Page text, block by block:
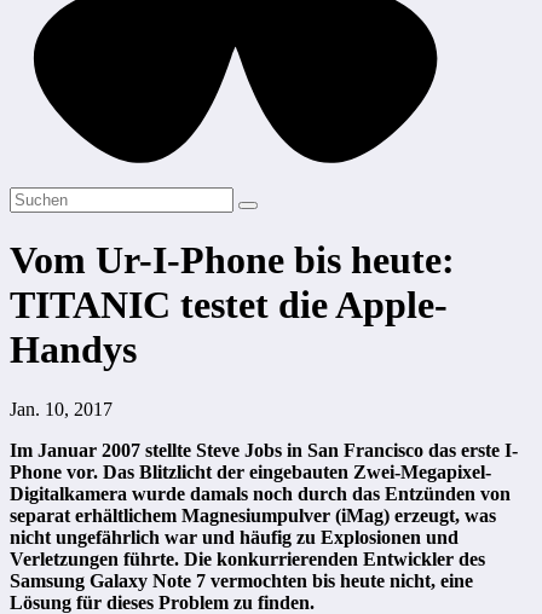
Vom Ur-I-Phone bis heute:
TITANIC testet die Apple-
Handys
Jan. 10, 2017
Im Januar 2007 stellte Steve Jobs in San Francisco das erste I-
Phone vor. Das Blitzlicht der eingebauten Zwei-Megapixel-
Digitalkamera wurde damals noch durch das Entzünden von
separat erhältlichem Magnesiumpulver (iMag) erzeugt, was
nicht ungefährlich war und häufig zu Explosionen und
Verletzungen führte. Die konkurrierenden Entwickler des
Samsung Galaxy Note 7 vermochten bis heute nicht, eine
Lösung für dieses Problem zu finden.